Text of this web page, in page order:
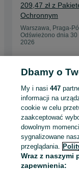
209,47 zł z
Ochronnym
Warszawa, Praga-
Odświeżono dnia 30
2026
Wody perfumowane -
KATEGORIA
ID:1075633727
Dbamy o
My i nasi447
informacji na
cookie w celu
zaakceptować
dowolnym
sygnalizowane
przeglądania.
Wraz z naszymi
zapewnienia: